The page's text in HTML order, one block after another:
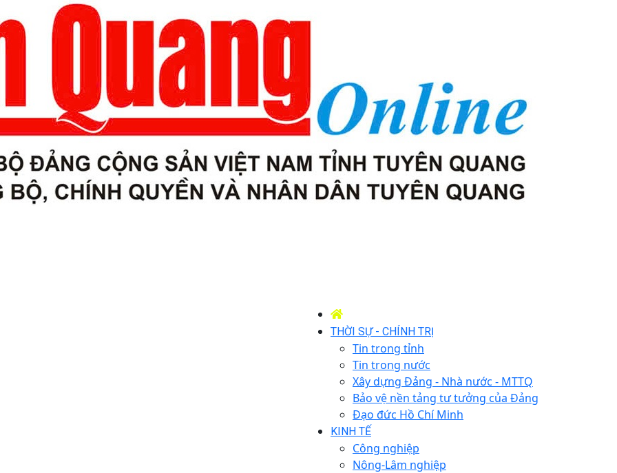
THỜI SỰ - CHÍNH TRỊ
Tin trong tỉnh
Tin trong nước
Xây dựng Đảng - Nhà nước - MTTQ
Bảo vệ nền tảng tư tưởng của Đảng
Đạo đức Hồ Chí Minh
KINH TẾ
Công nghiệp
Nông-Lâm nghiệp